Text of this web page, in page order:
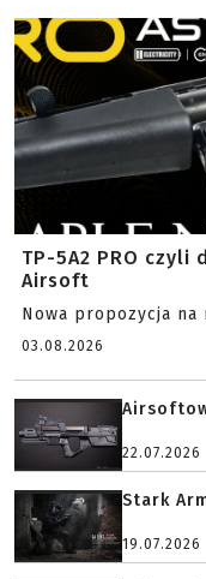
TP-5A2 PRO czyli
Airsoft
Nowa propozycja
03.08.2026
22.07.2026
Stark
19.07.2026